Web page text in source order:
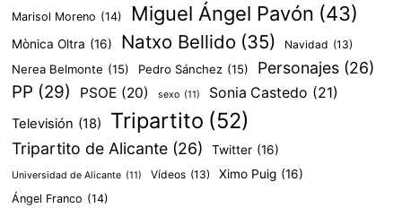
Marisol Moreno (14) Miguel Ángel Pavón (43)
Mònica Oltra (16) Natxo Bellido (35) Navidad (13)
Nerea Belmonte (15) Pedro Sánchez (15) Personajes (26)
PP (29) PSOE (20) sexo (11) Sonia Castedo (21)
Televisión (18) Tripartito (52)
Tripartito de Alicante (26) Twitter (16)
Universidad de Alicante (11) Vídeos (13) Ximo Puig (16)
Ángel Franco (14)